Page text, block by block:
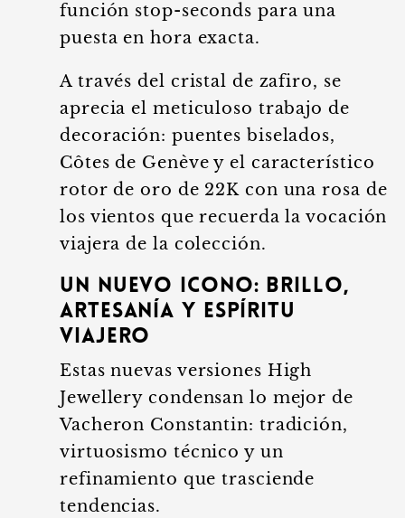
función stop-seconds para una
puesta en hora exacta.
A través del cristal de zafiro, se
aprecia el meticuloso trabajo de
decoración: puentes biselados,
Côtes de Genève y el característico
rotor de oro de 22K con una rosa de
los vientos que recuerda la vocación
viajera de la colección.
Un nuevo icono: brillo,
artesanía y espíritu
viajero
Estas nuevas versiones High
Jewellery condensan lo mejor de
Vacheron Constantin: tradición,
virtuosismo técnico y un
refinamiento que trasciende
tendencias.